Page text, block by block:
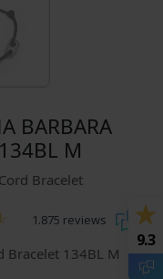
BARBARA
M
Bracelet
1.875 reviews
Bracelet 134BL M
9.3